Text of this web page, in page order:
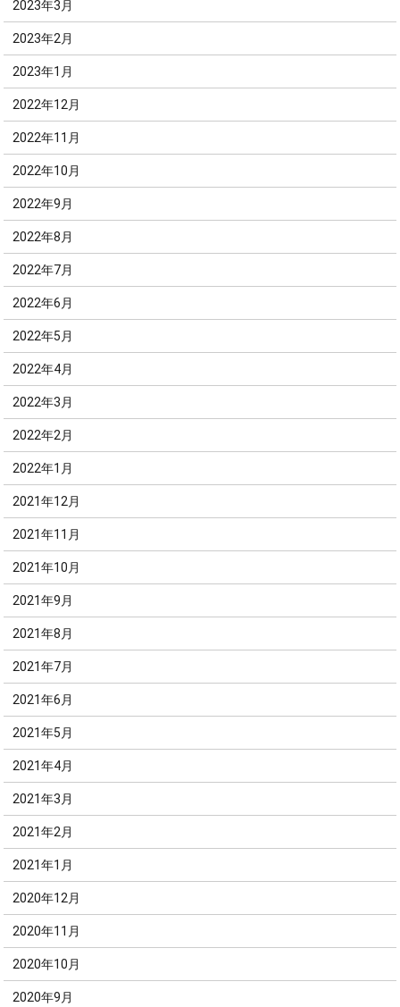
2023年3月
2023年2月
2023年1月
2022年12月
2022年11月
2022年10月
2022年9月
2022年8月
2022年7月
2022年6月
2022年5月
2022年4月
2022年3月
2022年2月
2022年1月
2021年12月
2021年11月
2021年10月
2021年9月
2021年8月
2021年7月
2021年6月
2021年5月
2021年4月
2021年3月
2021年2月
2021年1月
2020年12月
2020年11月
2020年10月
2020年9月